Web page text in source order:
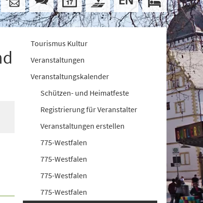
Tourismus Kultur
Veranstaltungen
Veranstaltungskalender
Schützen- und Heimatfeste
Registrierung für Veranstalter
Veranstaltungen erstellen
775-Westfalen
775-Westfalen
775-Westfalen
775-Westfalen